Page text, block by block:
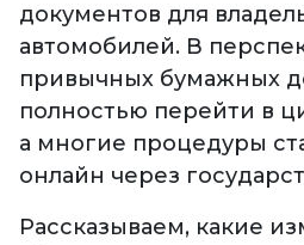
документов для
автомобилей. В
привычных бумажных
полностью перейти в
а многие процедуры
онлайн через
Рассказываем, какие